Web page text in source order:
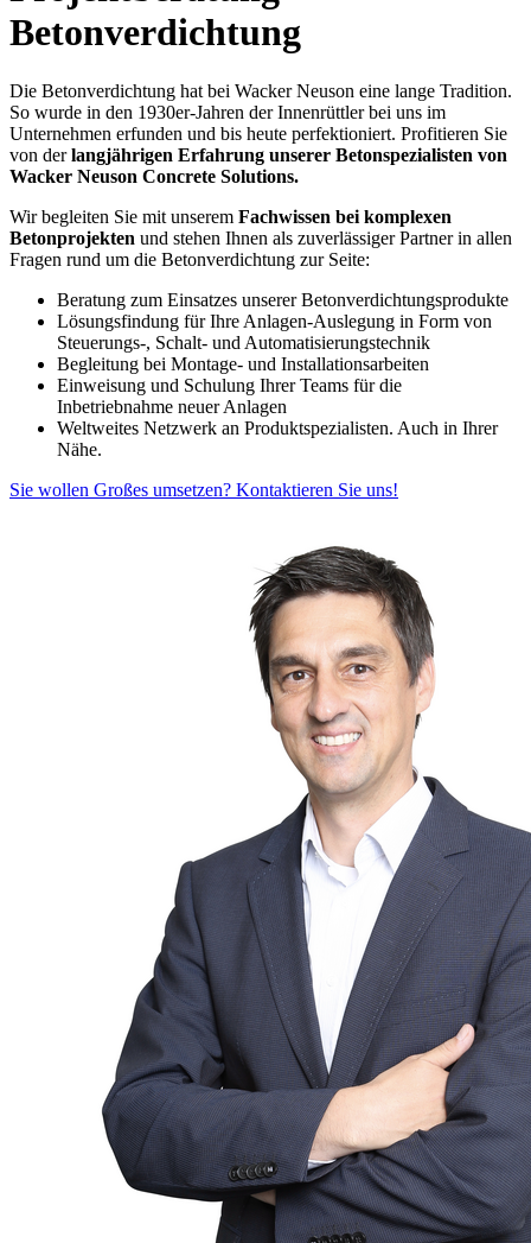
Betonverdichtung
Die Betonverdichtung hat bei Wacker Neuson eine lange Tradition.
So wurde in den 1930er-Jahren der Innenrüttler bei uns im
Unternehmen erfunden und bis heute perfektioniert. Profitieren Sie
von derlangjährigen Erfahrung unserer Betonspezialisten von
Wacker Neuson Concrete Solutions.
Wir begleiten Sie mit unserem Fachwissen bei komplexen
Betonprojekten und stehen Ihnen als zuverlässiger Partner in allen
Fragen rund um die Betonverdichtung zur Seite:
Beratung zum Einsatzes unserer Betonverdichtungsprodukte
Lösungsfindung für Ihre Anlagen-Auslegung in Form von
Steuerungs-, Schalt- und Automatisierungstechnik
Begleitung bei Montage- und Installationsarbeiten
Einweisung und Schulung Ihrer Teams für die
Inbetriebnahme neuer Anlagen
Weltweites Netzwerk an Produktspezialisten. Auch in Ihrer
Nähe.
Sie wollen Großes umsetzen? Kontaktieren Sie uns!